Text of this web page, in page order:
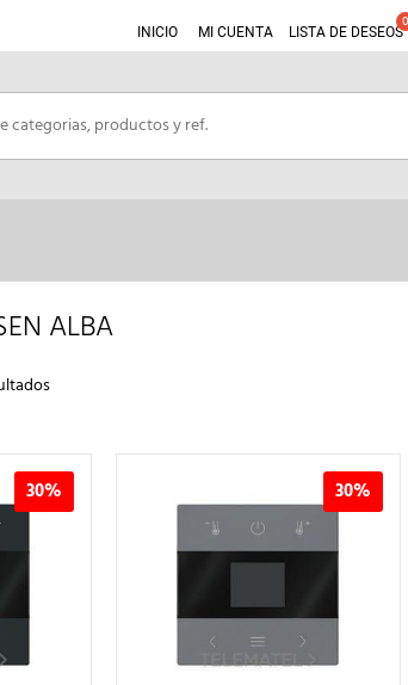
INICIO MI CUENTA LISTA DE DESEOS
ALBA
Ordenado
30% 30%